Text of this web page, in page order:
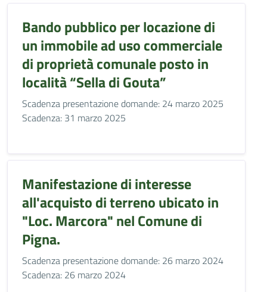
Bando pubblico per locazione di
un immobile ad uso commerciale
di proprietà comunale posto in
località “Sella di Gouta”
Scadenza presentazione domande: 24 marzo 2025
Scadenza: 31 marzo 2025
Manifestazione di interesse
all'acquisto di terreno ubicato in
"Loc. Marcora" nel Comune di
Pigna.
Scadenza presentazione domande: 26 marzo 2024
Scadenza: 26 marzo 2024